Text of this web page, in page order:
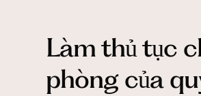
Làm thủ tục
phòng của